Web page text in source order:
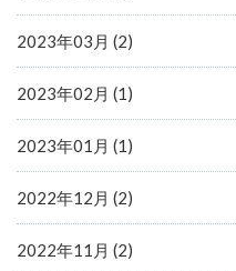
2023年03月 (2)
2023年02月 (1)
2023年01月 (1)
2022年12月 (2)
2022年11月 (2)